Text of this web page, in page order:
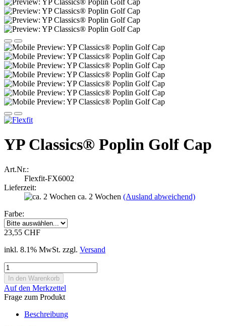
YP Classics® Poplin Golf Cap
Art.Nr.:
Flexfit-FX6002
Lieferzeit:
ca. 2 Wochen (Ausland abweichend)
Farbe:
23,55 CHF
inkl. 8.1% MwSt. zzgl. Versand
Auf den Merkzettel
Frage zum Produkt
Beschreibung